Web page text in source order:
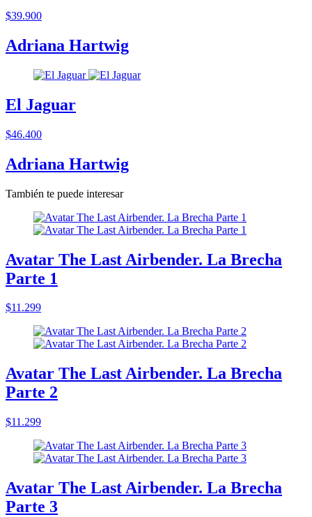
$39.900
Adriana Hartwig
El Jaguar
$46.400
Adriana Hartwig
También te puede interesar
Avatar The Last Airbender. La Brecha
Parte 1
$11.299
Avatar The Last Airbender. La Brecha
Parte 2
$11.299
Avatar The Last Airbender. La Brecha
Parte 3